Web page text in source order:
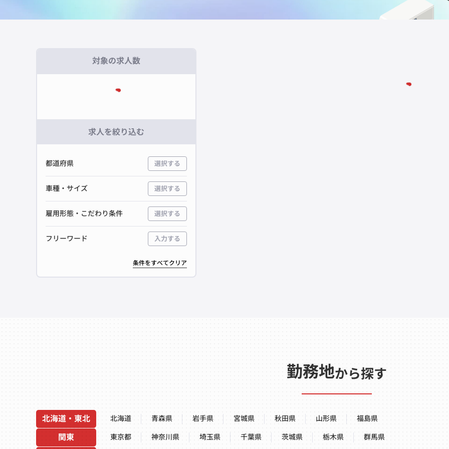
対象の求人数
求人を絞り込む
都道府県 選択する
車種・サイズ 選択する
雇用形態・こだわり条件 選択する
フリーワード 入力する
条件をすべてクリア
勤務地から探す
北海道・東北 北海道 青森県 岩手県 宮城県 秋田県 山形県 福島県
関東 東京都 神奈川県 埼玉県 千葉県 茨城県 栃木県 群馬県